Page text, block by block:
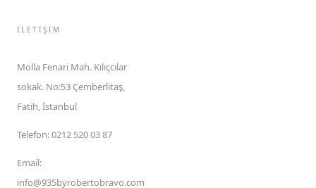
İLETIŞIM
Molla Fenari Mah. Kılıçcılar
sokak. No:53 Çemberlitaş,
Fatih, İstanbul
Telefon:0212 520 03 87
Email:
info@935byrobertobravo.com